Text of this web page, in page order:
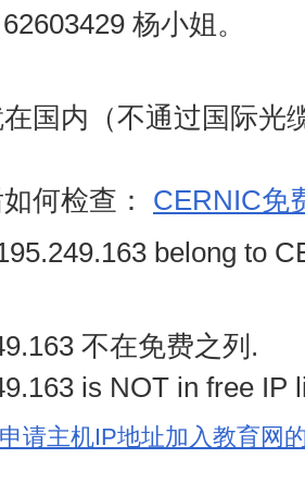
杨小姐。
国内（不通过国际光
何检查： CERNIC免
belong to
不在免费之列.
is NOT in free IP
请主机IP地址加入教育网